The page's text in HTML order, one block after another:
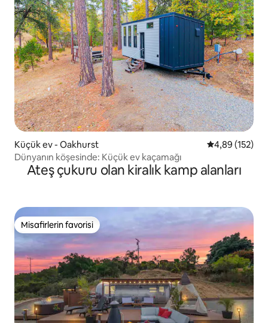
Küçük ev - Oakhurst 5 üzerinden
4,89 (152)
Dünyanın köşesinde: Küçük ev kaçamağı
Ateş çukuru olan kiralık kamp alanları
Misafirlerin favorisi
Misafirlerin favorisi